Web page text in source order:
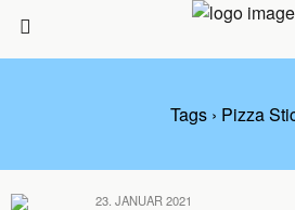
Tags › Pizza
23. JANUAR 2021